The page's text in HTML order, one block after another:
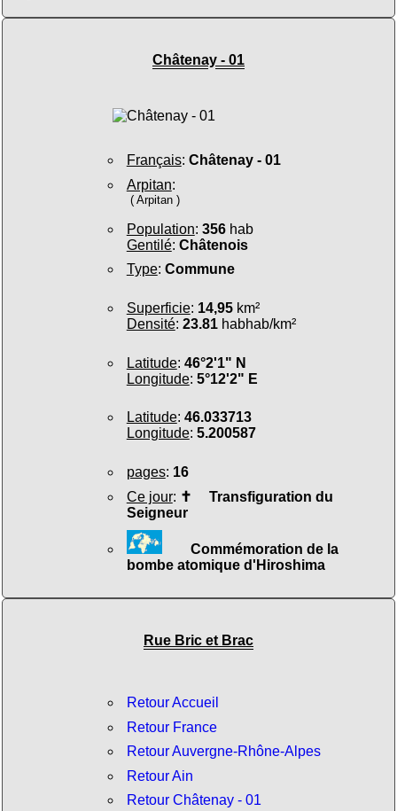
Châtenay - 01
Français: Châtenay - 01
Arpitan:
( Arpitan )
Population: 356hab
Gentilé: Châtenois
Type: Commune
Superficie: 14,95km²
Densité: 23.81habhab/km²
Latitude: 46°2'1" N
Longitude: 5°12'2" E
Latitude: 46.033713
Longitude: 5.200587
pages: 16
Ce jour: ✝ Transfiguration du
Seigneur
Commémoration de la
bombe atomique d'Hiroshima
Rue Bric et Brac
Retour Accueil
Retour France
Retour Auvergne-Rhône-Alpes
Retour Ain
Retour Châtenay - 01